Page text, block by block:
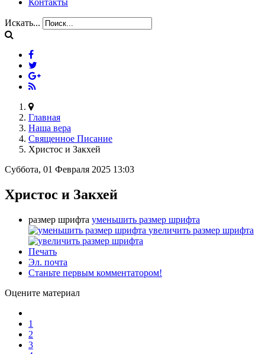
Контакты
Искать...
Главная
Наша вера
Священное Писание
Христос и Закхей
Суббота, 01 Февраля 2025 13:03
Христос и Закхей
размер шрифта уменьшить размер шрифта
увеличить размер шрифта
Печать
Эл. почта
Станьте первым комментатором!
Оцените материал
1
2
3